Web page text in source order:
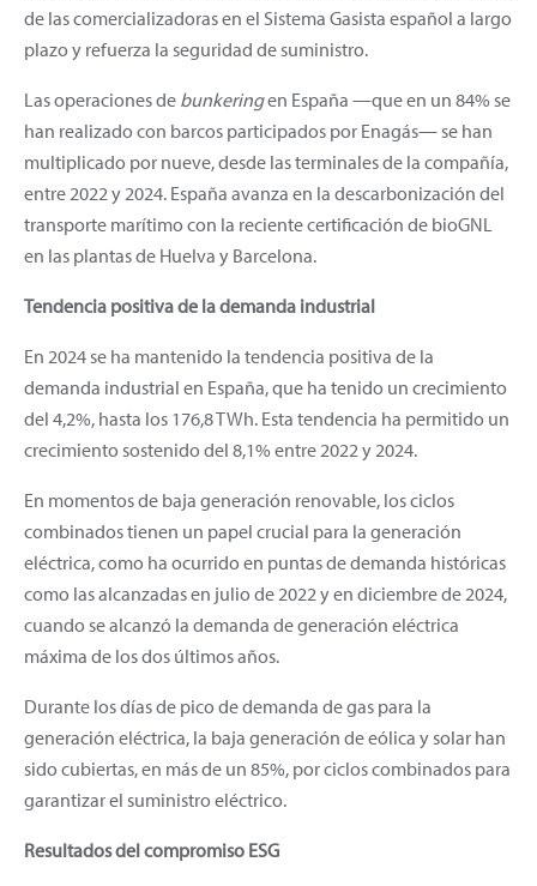
de las comercializadoras en el Sistema Gasista español a largo
plazo y refuerza la seguridad de suministro.
Las operaciones de bunkeringen España —que en un 84% se
han realizado con barcos participados por Enagás— se han
multiplicado por nueve, desde las terminales de la compañía,
entre 2022 y 2024. España avanza en la descarbonización del
transporte marítimo con la reciente certificación de bioGNL
en las plantas de Huelva y Barcelona.
Tendencia positiva de la demanda industrial
En 2024 se ha mantenido la tendencia positiva de la
demanda industrial en España, que ha tenido un crecimiento
del 4,2%, hasta los 176,8 TWh. Esta tendencia ha permitido un
crecimiento sostenido del 8,1% entre 2022 y 2024.
En momentos de baja generación renovable, los ciclos
combinados tienen un papel crucial para la generación
eléctrica, como ha ocurrido en puntas de demanda históricas
como las alcanzadas en julio de 2022 y en diciembre de 2024,
cuando se alcanzó la demanda de generación eléctrica
máxima de los dos últimos años.
Durante los días de pico de demanda de gas para la
generación eléctrica, la baja generación de eólica y solar han
sido cubiertas, en más de un 85%, por ciclos combinados para
garantizar el suministro eléctrico.
Resultados del compromiso ESG